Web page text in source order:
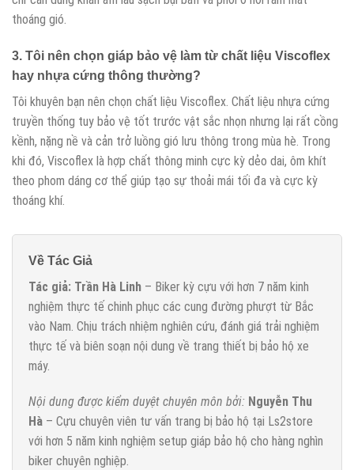
thoáng gió.
3. Tôi nên chọn giáp bảo vệ làm từ chất liệu Viscoflex
hay nhựa cứng thông thường?
Tôi khuyên bạn nên chọn chất liệu Viscoflex. Chất liệu nhựa cứng
truyền thống tuy bảo vệ tốt trước vật sắc nhọn nhưng lại rất cồng
kềnh, nặng nề và cản trở luồng gió lưu thông trong mùa hè. Trong
khi đó, Viscoflex là hợp chất thông minh cực kỳ dẻo dai, ôm khít
theo phom dáng cơ thể giúp tạo sự thoải mái tối đa và cực kỳ
thoáng khí.
Về Tác Giả
Tác giả: Trần Hà Linh – Biker kỳ cựu với hơn 7 năm kinh
nghiệm thực tế chinh phục các cung đường phượt từ Bắc
vào Nam. Chịu trách nhiệm nghiên cứu, đánh giá trải nghiệm
thực tế và biên soạn nội dung về trang thiết bị bảo hộ xe
máy.
Nội dung được kiểm duyệt chuyên môn bởi: Nguyễn Thu
Hà – Cựu chuyên viên tư vấn trang bị bảo hộ tại Ls2store
với hơn 5 năm kinh nghiệm setup giáp bảo hộ cho hàng nghìn
biker chuyên nghiệp.